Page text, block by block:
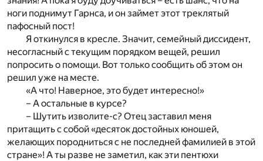
ноги поднимут Гарнса, и он займет этот треклятый
пафосный пост!
Я откинулся в кресле. Значит, семейный диссидент,
несогласный с текущим порядком вещей, решил
попросить о помощи. Вот только сообщить об этом он
решил уже на месте.
«А что! Наверное, это будет интересно!»
– А остальные в курсе?
– Шутить изволите-с? Отец заставил меня
притащить с собой «десяток достойных юношей,
желающих породниться с не последней фамилией в этой
стране»! А ты разве не заметил, как эти пентюхи